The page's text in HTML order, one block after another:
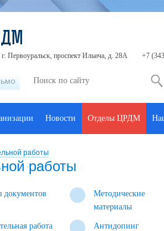
работы
работы
документов
Методические
материалы
работа Антидопинг
Первоуральск, проспект Ильича, д. 28А +7
Новости Отделы ЦРДМ